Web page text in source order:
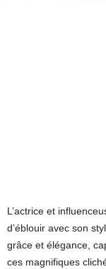
L’actrice et
d’éblouir avec son
grâce et élégance,
ces magnifiques